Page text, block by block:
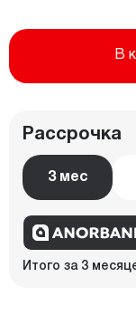
В
Рассрочка
3 мес
Итого за 3